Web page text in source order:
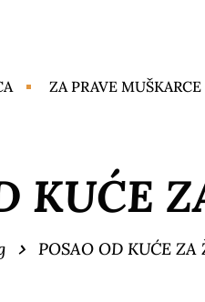
ZA PRAVE MUŠKARCE
KUĆE
POSAO OD KUĆE ZA